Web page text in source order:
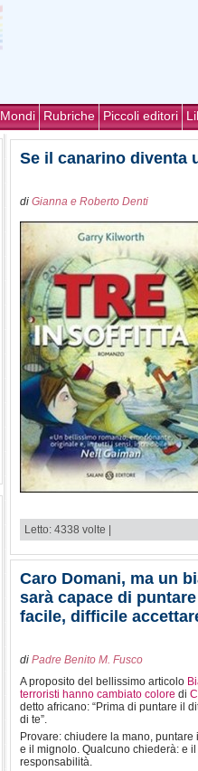
Mondi Rubriche Piccoli editori
Se il canarino diventa
di Gianna e Roberto Denti
Letto: 4338 volte |
Caro Domani, ma un
sarà capace di
facile, difficile
di Padre Benito M. Fusco
A proposito del bellissimo articolo
terroristi hanno cambiato colore di
detto africano: “Prima di puntare il
di te”.
Provare: chiudere la mano,
e il mignolo. Qualcuno chiederà: e
responsabilità.